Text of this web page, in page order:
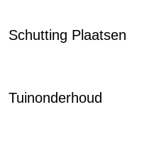
Schutting Plaatsen
Tuinonderhoud